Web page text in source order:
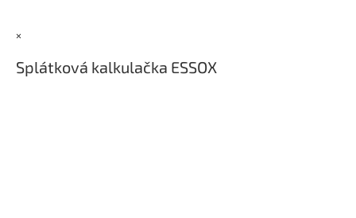
×
Splátková kalkulačka ESSOX